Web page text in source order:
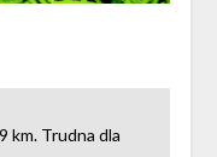
km. Trudna dla